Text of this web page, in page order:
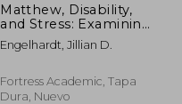
Matthew, Disability,
and Stress: Examining
Impaired Characters
in the Context of
Engelhardt, Jillian D.
Fortress Academic, Tapa
Dura, Nuevo